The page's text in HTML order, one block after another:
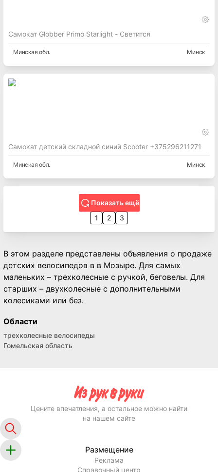
Самокат Globber Primo Starlight - Светится
Минская обл. Минск
Самокат детский складной синий Scooter +375296211271
Минская обл. Минск
Показать ещё
1
2 3
В этом разделе представлены объявления о продаже
детских велосипедов в в Мозыре. Для самых
маленьких – трехколесные с ручкой, беговелы. Для
старших – двухколесные с дополнительными
колесиками или без.
Области
трехколесные велосипеды
Гомельская область
Цените впечатления, а остальное можно найти
на нашем сайте
Размещение
Реклама
Справочный центр